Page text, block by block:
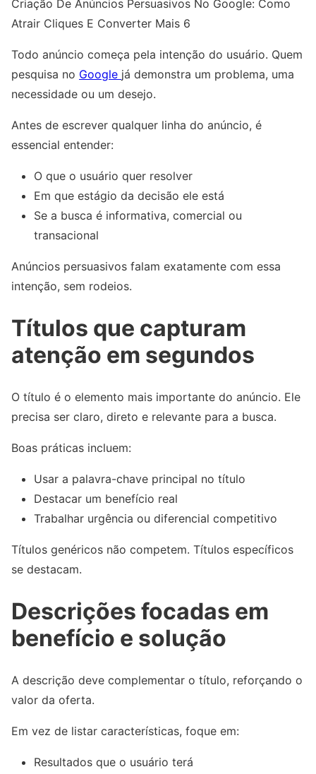
Criação De Anúncios Persuasivos No Google: Como
Atrair Cliques E Converter Mais 6
Todo anúncio começa pela intenção do usuário. Quem
pesquisa no Google já demonstra um problema, uma
necessidade ou um desejo.
Antes de escrever qualquer linha do anúncio, é
essencial entender:
O que o usuário quer resolver
Em que estágio da decisão ele está
Se a busca é informativa, comercial ou
transacional
Anúncios persuasivos falam exatamente com essa
intenção, sem rodeios.
Títulos que capturam
atenção em segundos
O título é o elemento mais importante do anúncio. Ele
precisa ser claro, direto e relevante para a busca.
Boas práticas incluem:
Usar a palavra-chave principal no título
Destacar um benefício real
Trabalhar urgência ou diferencial competitivo
Títulos genéricos não competem. Títulos específicos
se destacam.
Descrições focadas em
benefício e solução
A descrição deve complementar o título, reforçando o
valor da oferta.
Em vez de listar características, foque em:
Resultados que o usuário terá